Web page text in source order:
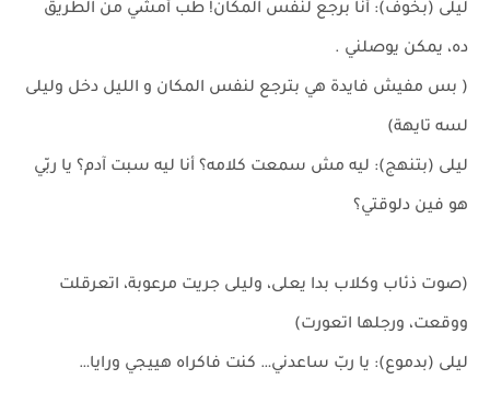
ليلى (بخوف): أنا برجع لنفس المكان! طب أمشي من الطريق
ده، يمكن يوصلني .
( بس مفيش فايدة هي بترجع لنفس المكان و الليل دخل وليلى
لسه تايهة)
ليلى (بتنهج): ليه مش سمعت كلامه؟ أنا ليه سبت آدم؟ يا ربّي
هو فين دلوقتي؟
(صوت ذئاب وكلاب بدا يعلى، وليلى جريت مرعوبة، اتعرقلت
ووقعت، ورجلها اتعورت)
ليلى (بدموع): يا ربّ ساعدني… كنت فاكراه هييجي ورايا…